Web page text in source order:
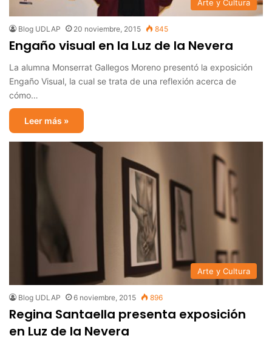
Arte y Cultura
Blog UDLAP 20 noviembre, 2015 845
Engaño visual en la Luz de la Nevera
La alumna Monserrat Gallegos Moreno presentó la exposición
Engaño Visual, la cual se trata de una reflexión acerca de
cómo…
Leer más »
Arte y Cultura
Blog UDLAP 6 noviembre, 2015 896
Regina Santaella presenta exposición
en Luz de la Nevera